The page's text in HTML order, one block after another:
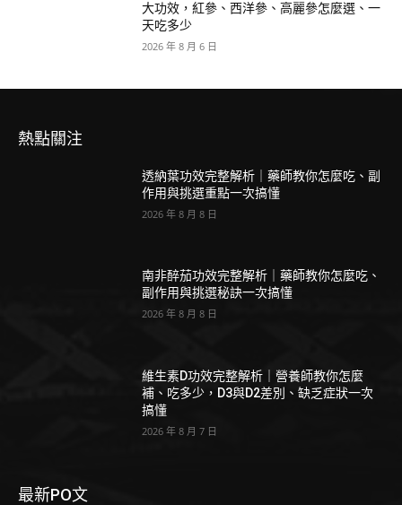
大功效，紅參、西洋參、高麗參怎麼選、一
天吃多少
2026 年 8 月 6 日
熱點關注
透納葉功效完整解析｜藥師教你怎麼吃、副
作用與挑選重點一次搞懂
2026 年 8 月 8 日
南非醉茄功效完整解析｜藥師教你怎麼吃、
副作用與挑選秘訣一次搞懂
2026 年 8 月 8 日
維生素D功效完整解析｜營養師教你怎麼
補、吃多少，D3與D2差別、缺乏症狀一次
搞懂
2026 年 8 月 7 日
最新PO文